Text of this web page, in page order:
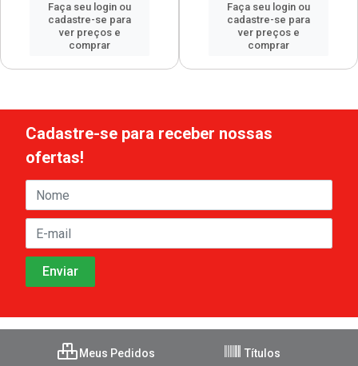
Faça seu login ou
cadastre-se para
ver preços e
comprar
Faça seu login ou
cadastre-se para
ver preços e
comprar
Cadastre-se para receber nossas
ofertas!
Meus Pedidos Títulos